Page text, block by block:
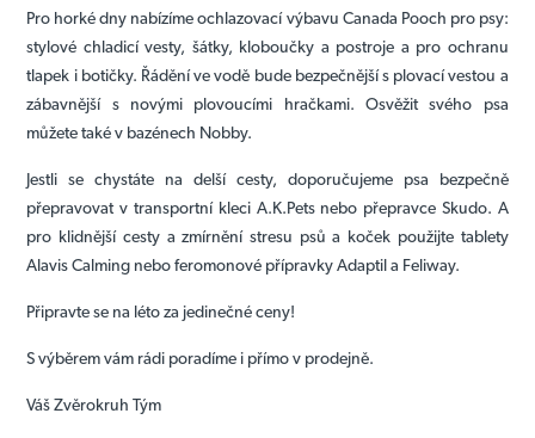
Pro horké dny nabízíme ochlazovací výbavu Canada Pooch pro psy:
stylové chladicí vesty, šátky, kloboučky a postroje a pro ochranu
tlapek i botičky. Řádění ve vodě bude bezpečnější s plovací vestou a
zábavnější s novými plovoucími hračkami. Osvěžit svého psa
můžete také v bazénech Nobby.
Jestli se chystáte na delší cesty, doporučujeme psa bezpečně
přepravovat v transportní kleci A.K.Pets nebo přepravce Skudo. A
pro klidnější cesty a zmírnění stresu psů a koček použijte tablety
Alavis Calming nebo feromonové přípravky Adaptil a Feliway.
Připravte se na léto za jedinečné ceny!
S výběrem vám rádi poradíme i přímo v prodejně.
Váš Zvěrokruh Tým